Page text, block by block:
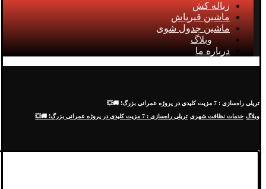
زباله کش
ماشین قیرپاش
ماشین جدول شوی
وبلاگ
درباره ما
تریلی‌ راه‌سازی : 7 مزیت کلیدی در پروژه‌ عمرانی بزرگ! 🚚💥
وبلاگ خدمات نظافت شهری تریلی‌ راه‌سازی : 7 مزیت کلیدی در پروژه‌ عمرانی بزرگ! 🚚💥